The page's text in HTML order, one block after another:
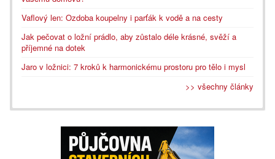
Vaflový len: Ozdoba koupelny i parťák k vodě a na cesty
Jak pečovat o ložní prádlo, aby zůstalo déle krásné, svěží a
příjemné na dotek
Jaro v ložnici: 7 kroků k harmonickému prostoru pro tělo i mysl
>> všechny články